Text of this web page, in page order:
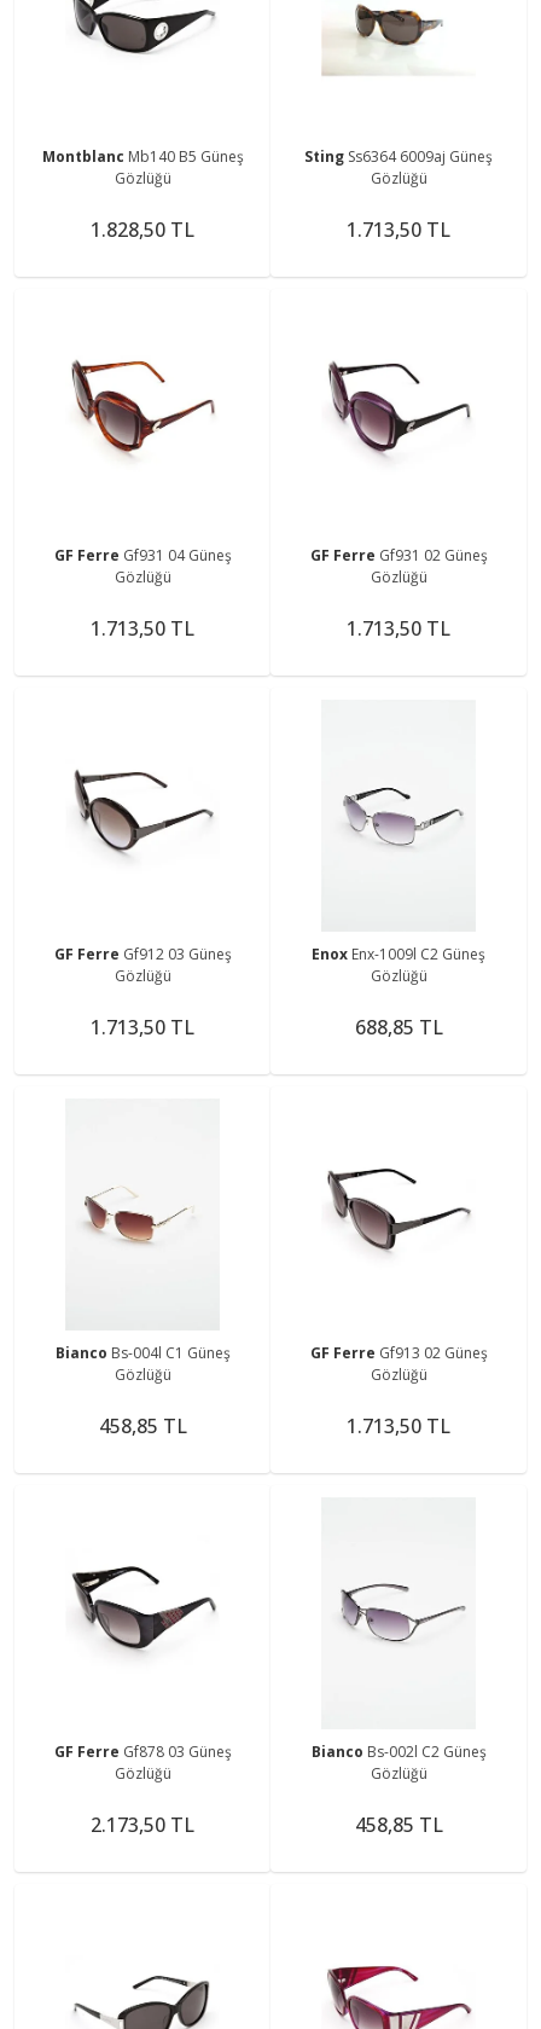
Montblanc Mb140 B5 Güneş
Gözlüğü
1.828,50 TL
Sting Ss6364 6009aj Güneş
Gözlüğü
1.713,50 TL
GF Ferre Gf931 04 Güneş
Gözlüğü
1.713,50 TL
GF Ferre Gf931 02 Güneş
Gözlüğü
1.713,50 TL
GF Ferre Gf912 03 Güneş
Gözlüğü
1.713,50 TL
Enox Enx-1009l C2 Güneş
Gözlüğü
688,85 TL
Bianco Bs-004l C1 Güneş
Gözlüğü
458,85 TL
GF Ferre Gf913 02 Güneş
Gözlüğü
1.713,50 TL
GF Ferre Gf878 03 Güneş
Gözlüğü
2.173,50 TL
Bianco Bs-002l C2 Güneş
Gözlüğü
458,85 TL